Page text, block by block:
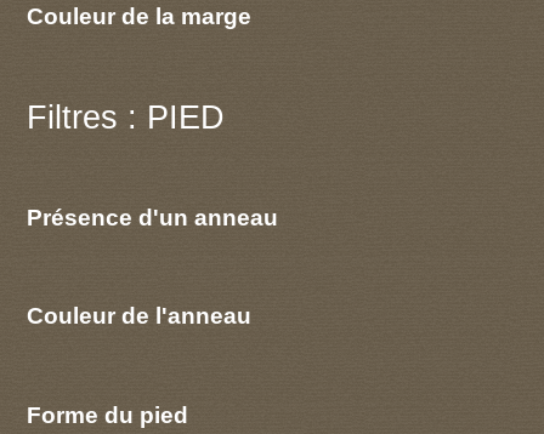
Couleur de la marge
Filtres : PIED
Présence d'un anneau
Couleur de l'anneau
Forme du pied